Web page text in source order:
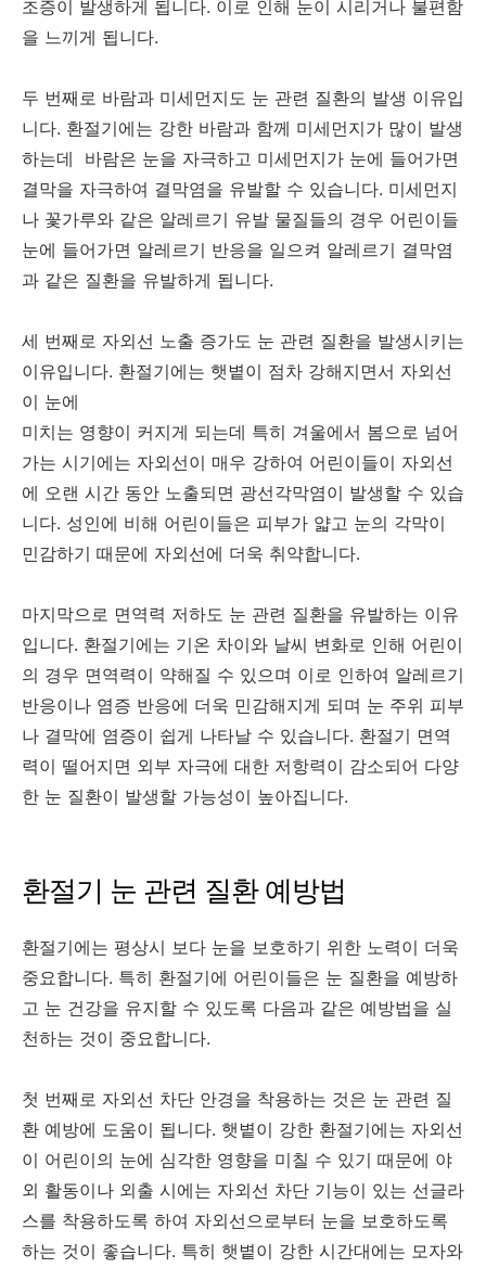
조증이 발생하게 됩니다. 이로 인해 눈이 시리거나 불편함
을 느끼게 됩니다.
두 번째로 바람과 미세먼지도 눈 관련 질환의 발생 이유입
니다. 환절기에는 강한 바람과 함께 미세먼지가 많이 발생
하는데 바람은 눈을 자극하고 미세먼지가 눈에 들어가면
결막을 자극하여 결막염을 유발할 수 있습니다. 미세먼지
나 꽃가루와 같은 알레르기 유발 물질들의 경우 어린이들
눈에 들어가면 알레르기 반응을 일으켜 알레르기 결막염
과 같은 질환을 유발하게 됩니다.
세 번째로 자외선 노출 증가도 눈 관련 질환을 발생시키는
이유입니다. 환절기에는 햇볕이 점차 강해지면서 자외선
이 눈에
미치는 영향이 커지게 되는데 특히 겨울에서 봄으로 넘어
가는 시기에는 자외선이 매우 강하여 어린이들이 자외선
에 오랜 시간 동안 노출되면 광선각막염이 발생할 수 있습
니다. 성인에 비해 어린이들은 피부가 얇고 눈의 각막이
민감하기 때문에 자외선에 더욱 취약합니다.
마지막으로 면역력 저하도 눈 관련 질환을 유발하는 이유
입니다. 환절기에는 기온 차이와 날씨 변화로 인해 어린이
의 경우 면역력이 약해질 수 있으며 이로 인하여 알레르기
반응이나 염증 반응에 더욱 민감해지게 되며 눈 주위 피부
나 결막에 염증이 쉽게 나타날 수 있습니다. 환절기 면역
력이 떨어지면 외부 자극에 대한 저항력이 감소되어 다양
한 눈 질환이 발생할 가능성이 높아집니다.
환절기 눈 관련 질환 예방법
환절기에는 평상시 보다 눈을 보호하기 위한 노력이 더욱
중요합니다. 특히 환절기에 어린이들은 눈 질환을 예방하
고 눈 건강을 유지할 수 있도록 다음과 같은 예방법을 실
천하는 것이 중요합니다.
첫 번째로 자외선 차단 안경을 착용하는 것은 눈 관련 질
환 예방에 도움이 됩니다. 햇볕이 강한 환절기에는 자외선
이 어린이의 눈에 심각한 영향을 미칠 수 있기 때문에 야
외 활동이나 외출 시에는 자외선 차단 기능이 있는 선글라
스를 착용하도록 하여 자외선으로부터 눈을 보호하도록
하는 것이 좋습니다. 특히 햇볕이 강한 시간대에는 모자와